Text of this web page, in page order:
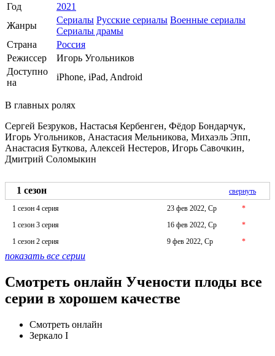
Год
2021
Жанры
Сериалы Русские сериалы Военные сериалы
Сериалы драмы
Страна
Россия
Режиссер
Игорь Угольников
Доступно
на
iPhone, iPad, Android
В главных ролях
Сергей Безруков, Настасья Кербенген, Фёдор Бондарчук,
Игорь Угольников, Анастасия Мельникова, Михаэль Эпп,
Анастасия Буткова, Алексей Нестеров, Игорь Савочкин,
Дмитрий Соломыкин
1 сезон
свернуть
1 сезон 4 серия
23 фев 2022, Ср
*
1 сезон 3 серия
16 фев 2022, Ср
*
1 сезон 2 серия
9 фев 2022, Ср *
показать все серии
Смотреть онлайн Учености плоды все
серии в хорошем качестве
Смотреть онлайн
Зеркало I